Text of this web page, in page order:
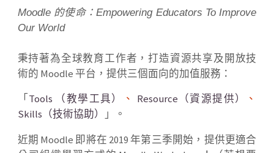
Moodle 的使命：Empowering Educators To Improve
Our World
秉持著為全球教育工作者，打造資源共享及開放技
術的 Moodle 平台，提供三個面向的加值服務：
「 Tools （教學工具） 、 Resource （資源提供）
、
Skills（技術協助）
」。
近期 Moodle 即將在 2019 年第三季開始，提供更適合